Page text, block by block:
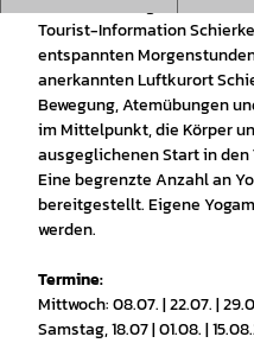
Tourist-Information
entspannten
anerkannten Luftkurort
Bewegung, Atemübungen
im Mittelpunkt, die Körper
ausgeglichenen Start in den
Eine begrenzte Anzahl an
bereitgestellt. Eigene
werden.
Termine:
Mittwoch: 08.07. | 22.07. |
Samstag, 18.07 | 01.08. |